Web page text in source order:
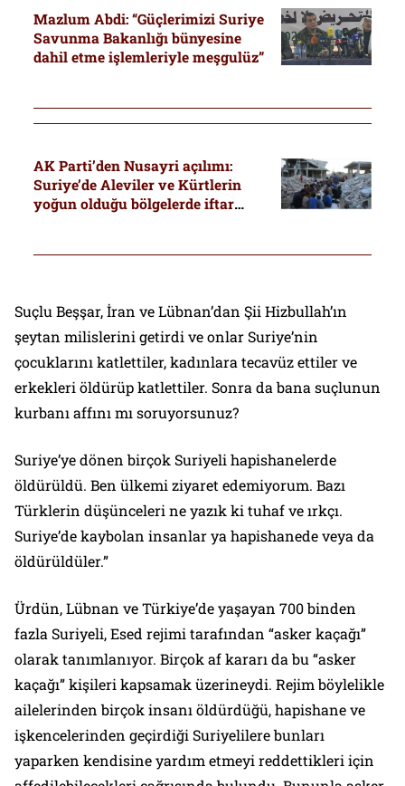
Mazlum Abdi: “Güçlerimizi Suriye
Savunma Bakanlığı bünyesine
dahil etme işlemleriyle meşgulüz”
AK Parti’den Nusayri açılımı:
Suriye’de Aleviler ve Kürtlerin
yoğun olduğu bölgelerde iftar
Suçlu Beşşar, İran ve Lübnan’dan Şii Hizbullah’ın
şeytan milislerini getirdi ve onlar Suriye’nin
çocuklarını katlettiler, kadınlara tecavüz ettiler ve
erkekleri öldürüp katlettiler. Sonra da bana suçlunun
kurbanı affını mı soruyorsunuz?
Suriye’ye dönen birçok Suriyeli hapishanelerde
öldürüldü. Ben ülkemi ziyaret edemiyorum. Bazı
Türklerin düşünceleri ne yazık ki tuhaf ve ırkçı.
Suriye’de kaybolan insanlar ya hapishanede veya da
öldürüldüler.”
Ürdün, Lübnan ve Türkiye’de yaşayan 700 binden
fazla Suriyeli, Esed rejimi tarafından “asker kaçağı”
olarak tanımlanıyor. Birçok af kararı da bu “asker
kaçağı” kişileri kapsamak üzerineydi. Rejim böylelikle
ailelerinden birçok insanı öldürdüğü, hapishane ve
işkencelerinden geçirdiği Suriyelilere bunları
yaparken kendisine yardım etmeyi reddettikleri için